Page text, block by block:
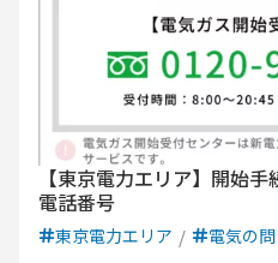
【東京電力エリア】開始
電話番号
東京電力エリア 電気の